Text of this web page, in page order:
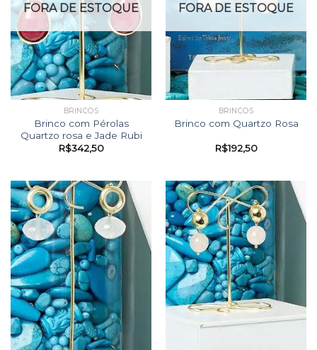
FORA DE ESTOQUE
BRINCOS
Brinco com Pérolas
Quartzo rosa e Jade Rubi
R$342,50
FORA DE ESTOQUE
BRINCOS
Brinco com Quartzo Rosa
R$192,50